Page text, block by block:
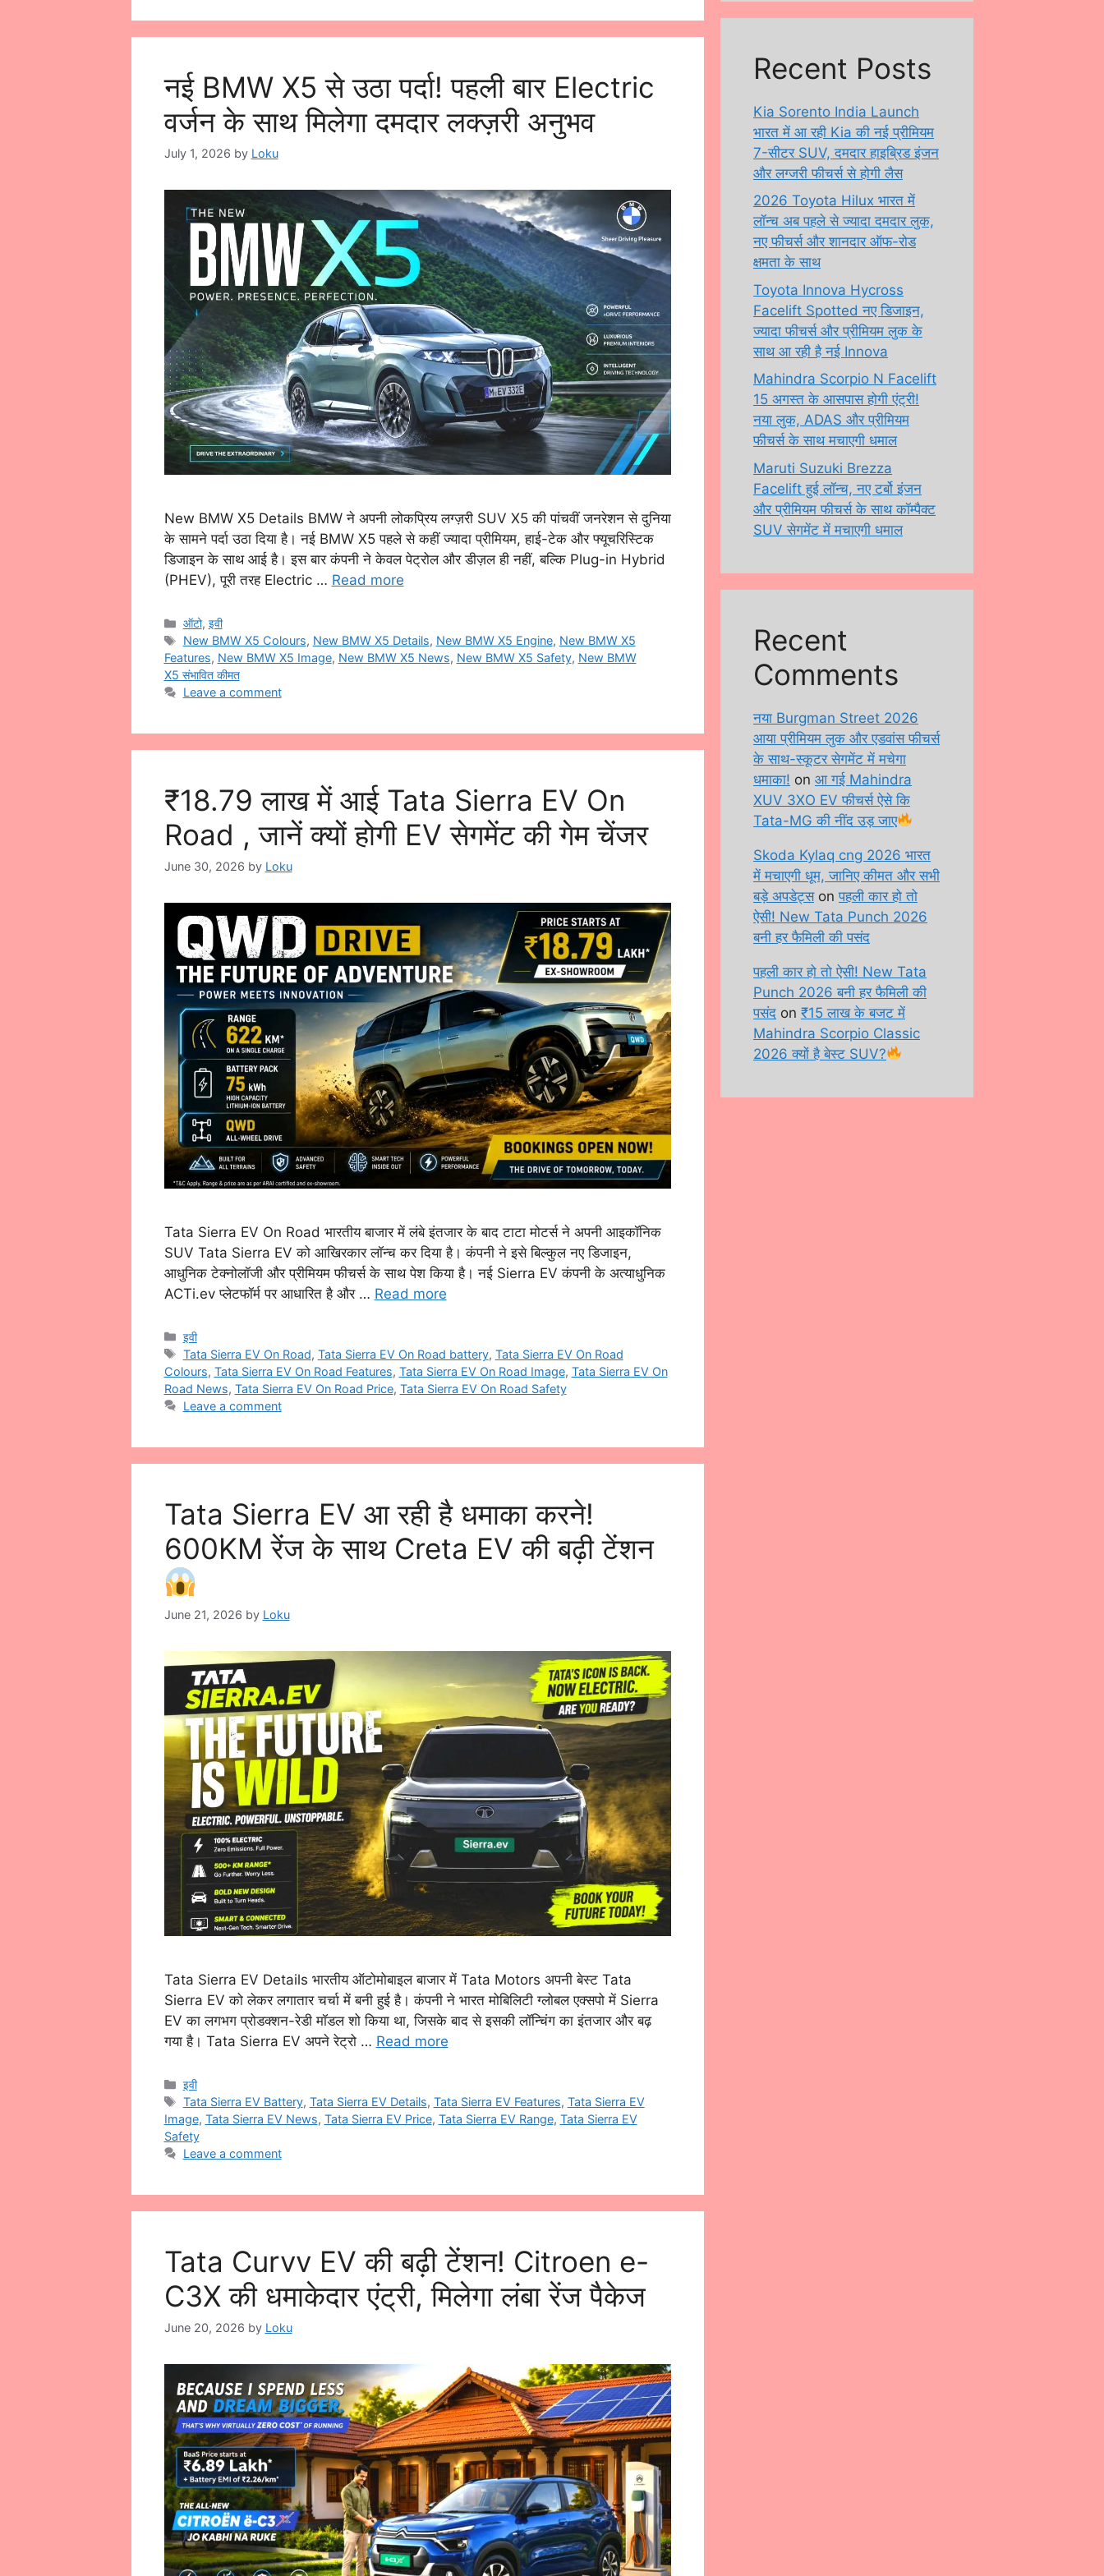
नई BMW X5 से उठा पर्दा! पहली बार Electric
वर्जन के साथ मिलेगा दमदार लक्ज़री अनुभव
July 1, 2026 by Loku
New BMW X5 Details BMW ने अपनी लोकप्रिय लग्ज़री SUV X5 की पांचवीं जनरेशन से दुनिया
के सामने पर्दा उठा दिया है। नई BMW X5 पहले से कहीं ज्यादा प्रीमियम, हाई-टेक और फ्यूचरिस्टिक
डिजाइन के साथ आई है। इस बार कंपनी ने केवल पेट्रोल और डीज़ल ही नहीं, बल्कि Plug-in Hybrid
(PHEV), पूरी तरह Electric … Read more
Categories
ऑटो, इवी
Tags
New BMW X5 Colours, New BMW X5 Details, New BMW X5 Engine, New BMW X5
Features, New BMW X5 Image, New BMW X5 News, New BMW X5 Safety, New BMW
X5 संभावित कीमत
Leave a comment
₹18.79 लाख में आई Tata Sierra EV On
Road , जानें क्यों होगी EV सेगमेंट की गेम चेंजर
June 30, 2026 by Loku
Tata Sierra EV On Road भारतीय बाजार में लंबे इंतजार के बाद टाटा मोटर्स ने अपनी आइकॉनिक
SUV Tata Sierra EV को आखिरकार लॉन्च कर दिया है। कंपनी ने इसे बिल्कुल नए डिजाइन,
आधुनिक टेक्नोलॉजी और प्रीमियम फीचर्स के साथ पेश किया है। नई Sierra EV कंपनी के अत्याधुनिक
ACTi.ev प्लेटफॉर्म पर आधारित है और … Read more
Categories
इवी
Tags
Tata Sierra EV On Road, Tata Sierra EV On Road battery, Tata Sierra EV On Road
Colours, Tata Sierra EV On Road Features, Tata Sierra EV On Road Image, Tata Sierra EV On
Road News, Tata Sierra EV On Road Price, Tata Sierra EV On Road Safety
Leave a comment
Tata Sierra EV आ रही है धमाका करने!
600KM रेंज के साथ Creta EV की बढ़ी टेंशन
June 21, 2026 by Loku
Tata Sierra EV Details भारतीय ऑटोमोबाइल बाजार में Tata Motors अपनी बेस्ट Tata
Sierra EV को लेकर लगातार चर्चा में बनी हुई है। कंपनी ने भारत मोबिलिटी ग्लोबल एक्सपो में Sierra
EV का लगभग प्रोडक्शन-रेडी मॉडल शो किया था, जिसके बाद से इसकी लॉन्चिंग का इंतजार और बढ़
गया है। Tata Sierra EV अपने रेट्रो … Read more
Categories
इवी
Tags
Tata Sierra EV Battery, Tata Sierra EV Details, Tata Sierra EV Features, Tata Sierra EV
Image, Tata Sierra EV News, Tata Sierra EV Price, Tata Sierra EV Range, Tata Sierra EV
Safety
Leave a comment
Tata Curvv EV की बढ़ी टेंशन! Citroen e-
C3X की धमाकेदार एंट्री, मिलेगा लंबा रेंज पैकेज
June 20, 2026 by Loku
Recent Posts
Kia Sorento India Launch
भारत में आ रही Kia की नई प्रीमियम
7-सीटर SUV, दमदार हाइब्रिड इंजन
और लग्जरी फीचर्स से होगी लैस
2026 Toyota Hilux भारत में
लॉन्च अब पहले से ज्यादा दमदार लुक,
नए फीचर्स और शानदार ऑफ-रोड
क्षमता के साथ
Toyota Innova Hycross
Facelift Spotted नए डिजाइन,
ज्यादा फीचर्स और प्रीमियम लुक के
साथ आ रही है नई Innova
Mahindra Scorpio N Facelift
15 अगस्त के आसपास होगी एंट्री!
नया लुक, ADAS और प्रीमियम
फीचर्स के साथ मचाएगी धमाल
Maruti Suzuki Brezza
Facelift हुई लॉन्च, नए टर्बो इंजन
और प्रीमियम फीचर्स के साथ कॉम्पैक्ट
SUV सेगमेंट में मचाएगी धमाल
Recent
Comments
नया Burgman Street 2026
आया प्रीमियम लुक और एडवांस फीचर्स
के साथ-स्कूटर सेगमेंट में मचेगा
धमाका! on आ गई Mahindra
XUV 3XO EV फीचर्स ऐसे कि
Tata-MG की नींद उड़ जाए
Skoda Kylaq cng 2026 भारत
में मचाएगी धूम, जानिए कीमत और सभी
बड़े अपडेट्सonपहली कार हो तो
ऐसी! New Tata Punch 2026
बनी हर फैमिली की पसंद
पहली कार हो तो ऐसी! New Tata
Punch 2026 बनी हर फैमिली की
पसंद on ₹15 लाख के बजट में
Mahindra Scorpio Classic
2026 क्यों है बेस्ट SUV?